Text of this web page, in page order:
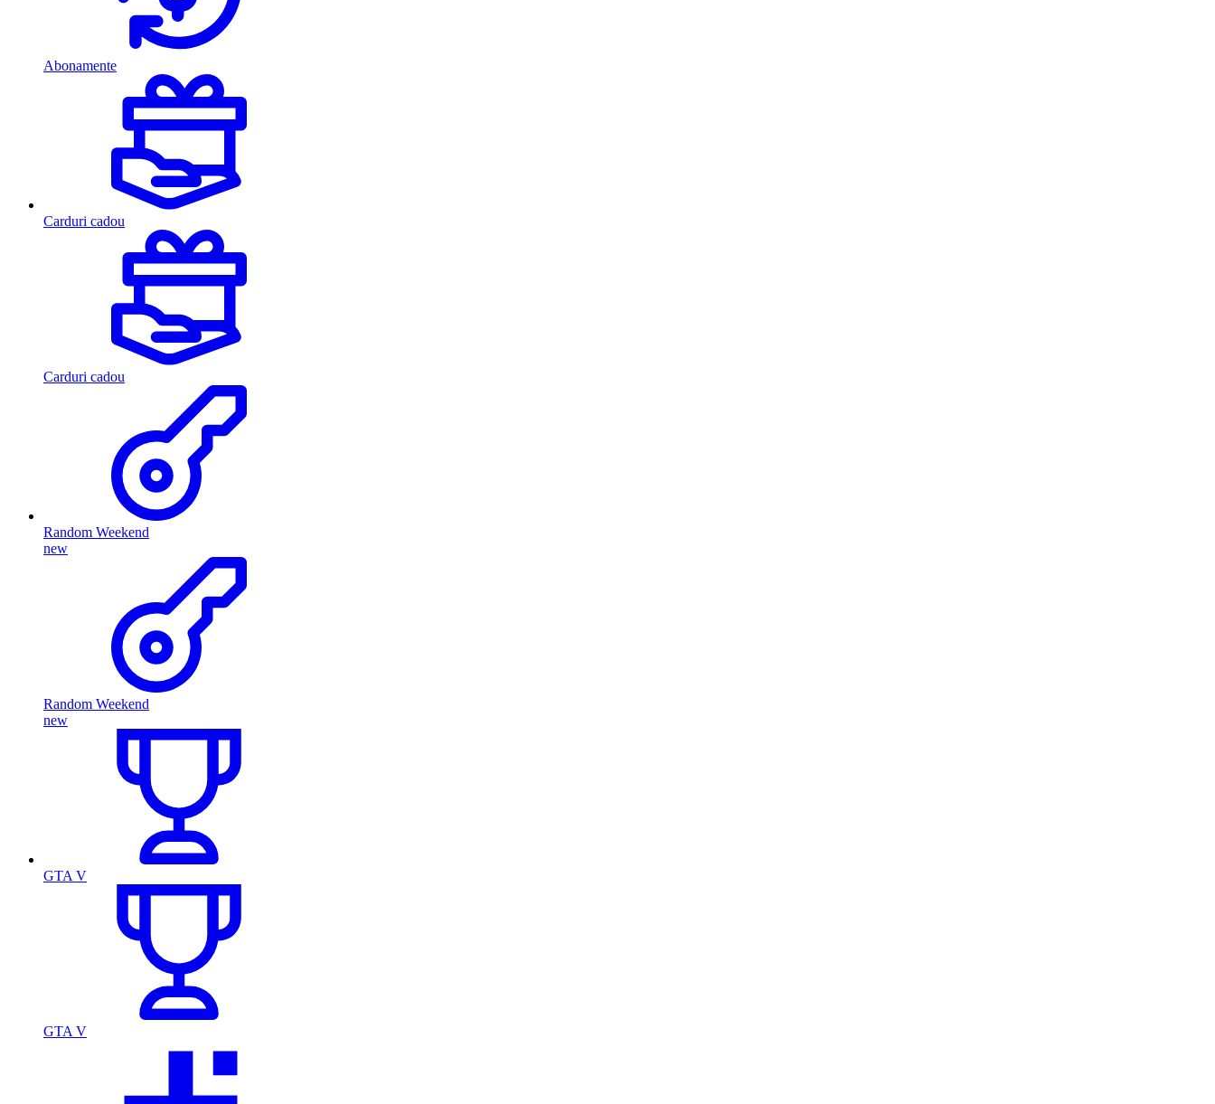
Abonamente
Carduri cadou
Carduri cadou
Random Weekend
new
Random Weekend
new
GTA V
GTA V